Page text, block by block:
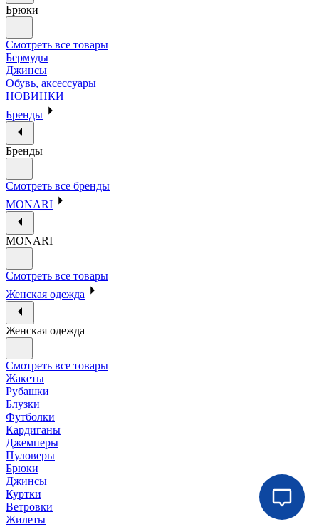
Брюки
Смотреть все товары
Бермуды
Джинсы
Обувь, аксессуары
НОВИНКИ
Бренды
Бренды
Смотреть все бренды
MONARI
MONARI
Смотреть все товары
Женская одежда
Женская одежда
Смотреть все товары
Жакеты
Рубашки
Блузки
Футболки
Кардиганы
Джемперы
Пуловеры
Брюки
Джинсы
Куртки
Ветровки
Жилеты